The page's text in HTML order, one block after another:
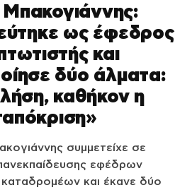
ως έφεδρος
και
δύο άλματα:
καθήκον η
συμμετείχε σε
εφέδρων
και έκανε δύο